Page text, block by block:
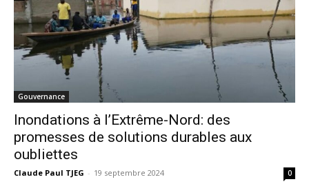
Gouvernance
Inondations à l’Extrême-Nord: des
promesses de solutions durables aux
oubliettes
Claude Paul TJEG - 19 septembre 2024 0